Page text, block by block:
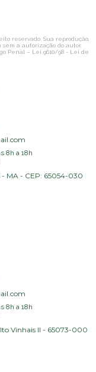
reservado. Sua reprodução,
sem a autorização do autor.
Penal – Lei 9610/98 - Lei de
8h a 18h
MA - CEP: 65054-030
8h a 18h
Vinhais II - 65073-000